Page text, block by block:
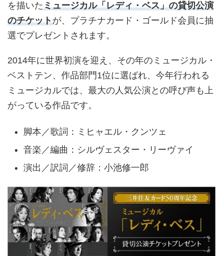
を描いたミュージカル「レディ・ベス」の貸切公演
のチケットが、プラチナカード・ゴールド会員に抽
選でプレゼントされます。
2014年に世界初演を迎え、その年のミュージカル・
ベストテン、作品部門1位に選ばれ、今年行われる
ミュージカルでは、最大の人気公演との呼び声も上
がっている作品です。
脚本／歌詞：ミヒャエル・クンツェ
音楽／編曲：シルヴェスター・リーヴァイ
演出／訳詞／修辞：小池修一郎